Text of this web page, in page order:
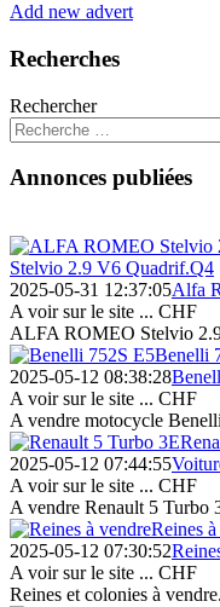
Add new advert
Recherches
Rechercher
Annonces publiées
Stelvio 2.9 V6 Quadrif.Q4
2025-05-31 12:37:05Alfa
A voir sur le site ... CHF
ALFA ROMEO Stelvio
Benelli
2025-05-12 08:38:28
A voir sur le site ... CHF
A vendre motocycle
2025-05-12 07:44:55
A voir sur le site ... CHF
A vendre Renault 5 Turbo
Reines
2025-05-12 07:30:52
A voir sur le site ... CHF
Reines et colonies à vendre.